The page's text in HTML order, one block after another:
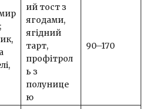
ий тост з
ягодами,
ягідний
тарт,
профітрол
ь з
полунице
ю
90–170